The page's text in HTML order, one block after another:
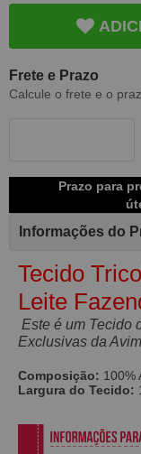
Frete e Prazo
Calcule o frete e o
Prazo para
Informações do
Tecido
Leite
Este é um Tecido
Exclusivas da
Composição: 100%
Largura do Tecido: